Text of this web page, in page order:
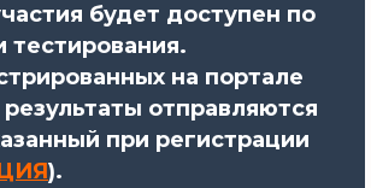
будет доступен по
тестирования.
на портале
отправляются
при регистрации
).